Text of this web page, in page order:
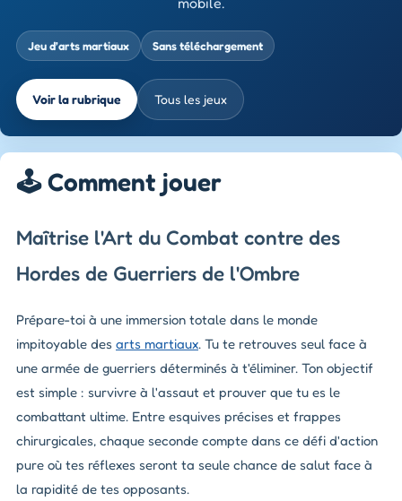
Jeu d’arts martiaux Sans téléchargement
Voir la rubrique Tous les jeux
🕹️ Comment jouer
Maîtrise l'Art du Combat contre des
Hordes de Guerriers de l'Ombre
Prépare-toi à une immersion totale dans le monde
impitoyable des arts martiaux. Tu te retrouves seul face à
une armée de guerriers déterminés à t'éliminer. Ton objectif
est simple : survivre à l'assaut et prouver que tu es le
combattant ultime. Entre esquives précises et frappes
chirurgicales, chaque seconde compte dans ce défi d'action
pure où tes réflexes seront ta seule chance de salut face à
la rapidité de tes opposants.